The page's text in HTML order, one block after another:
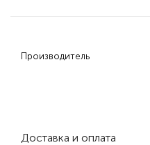
Производитель
Доставка и оплата